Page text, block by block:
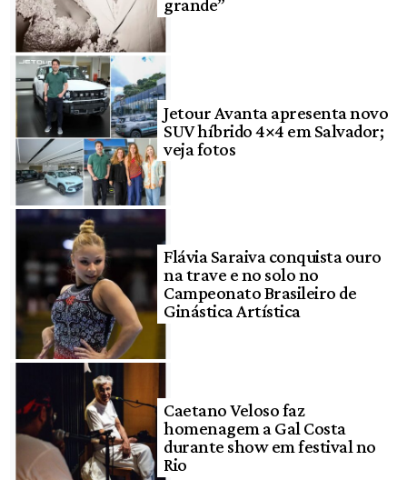
grande”
Jetour Avanta apresenta novo
SUV híbrido 4×4 em Salvador;
veja fotos
Flávia Saraiva conquista ouro
na trave e no solo no
Campeonato Brasileiro de
Ginástica Artística
Caetano Veloso faz
homenagem a Gal Costa
durante show em festival no
Rio